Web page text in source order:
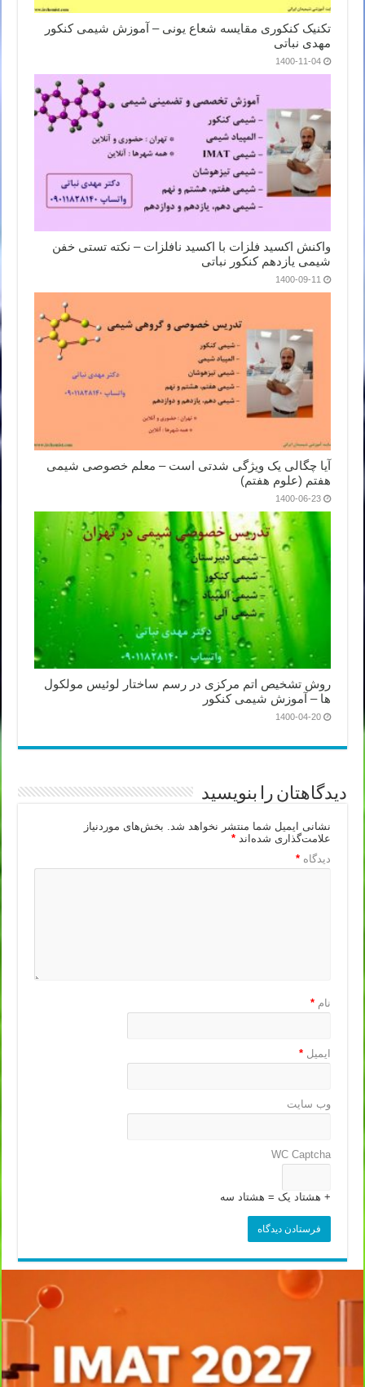
تکنیک کنکوری مقایسه شعاع یونی – آموزش شیمی کنکور
مهدی نباتی
1400-11-04
واکنش اکسید فلزات با اکسید نافلزات – نکته تستی خفن
شیمی یازدهم کنکور نباتی
1400-09-11
آیا چگالی یک ویژگی شدتی است – معلم خصوصی شیمی
هفتم (علوم هفتم)
1400-06-23
روش تشخیص اتم مرکزی در رسم ساختار لوئیس مولکول
ها – آموزش شیمی کنکور
1400-04-20
دیدگاهتان را بنویسید
نشانی ایمیل شما منتشر نخواهد شد. بخش‌های موردنیاز
علامت‌گذاری شده‌اند*
دیدگاه*
نام*
ایمیل*
وب‌ سایت
WC Captcha
+ هشتاد یک = هشتاد سه